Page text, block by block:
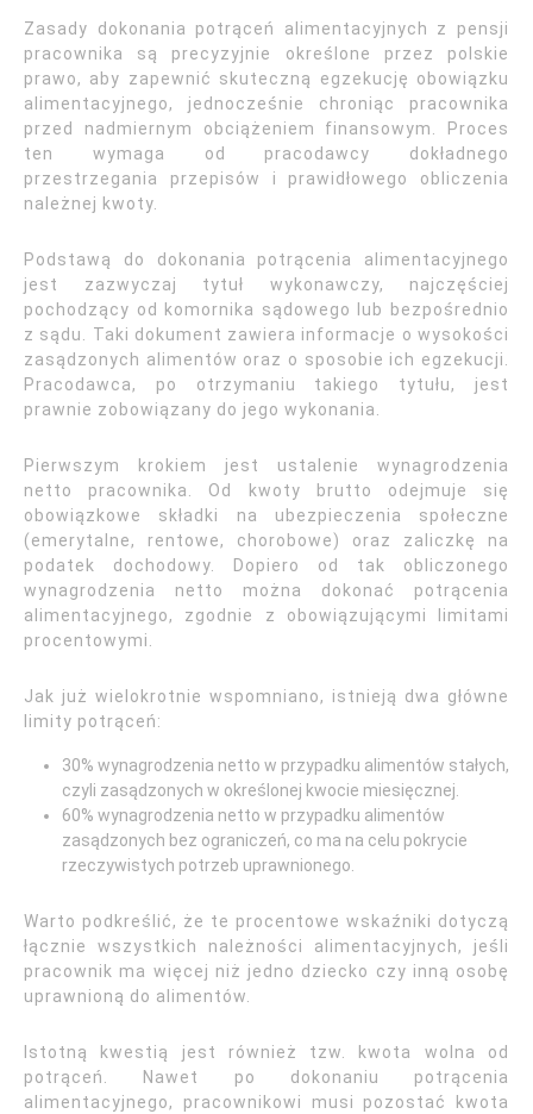
Zasady dokonania potrąceń alimentacyjnych z pensji
pracownika są precyzyjnie określone przez polskie
prawo, aby zapewnić skuteczną egzekucję obowiązku
alimentacyjnego, jednocześnie chroniąc pracownika
przed nadmiernym obciążeniem finansowym. Proces
ten wymaga od pracodawcy dokładnego
przestrzegania przepisów i prawidłowego obliczenia
należnej kwoty.
Podstawą do dokonania potrącenia alimentacyjnego
jest zazwyczaj tytuł wykonawczy, najczęściej
pochodzący od komornika sądowego lub bezpośrednio
z sądu. Taki dokument zawiera informacje o wysokości
zasądzonych alimentów oraz o sposobie ich egzekucji.
Pracodawca, po otrzymaniu takiego tytułu, jest
prawnie zobowiązany do jego wykonania.
Pierwszym krokiem jest ustalenie wynagrodzenia
netto pracownika. Od kwoty brutto odejmuje się
obowiązkowe składki na ubezpieczenia społeczne
(emerytalne, rentowe, chorobowe) oraz zaliczkę na
podatek dochodowy. Dopiero od tak obliczonego
wynagrodzenia netto można dokonać potrącenia
alimentacyjnego, zgodnie z obowiązującymi limitami
procentowymi.
Jak już wielokrotnie wspomniano, istnieją dwa główne
limity potrąceń:
30% wynagrodzenia netto w przypadku alimentów stałych,
czyli zasądzonych w określonej kwocie miesięcznej.
60% wynagrodzenia netto w przypadku alimentów
zasądzonych bez ograniczeń, co ma na celu pokrycie
rzeczywistych potrzeb uprawnionego.
Warto podkreślić, że te procentowe wskaźniki dotyczą
łącznie wszystkich należności alimentacyjnych, jeśli
pracownik ma więcej niż jedno dziecko czy inną osobę
uprawnioną do alimentów.
Istotną kwestią jest również tzw. kwota wolna od
potrąceń. Nawet po dokonaniu potrącenia
alimentacyjnego, pracownikowi musi pozostać kwota